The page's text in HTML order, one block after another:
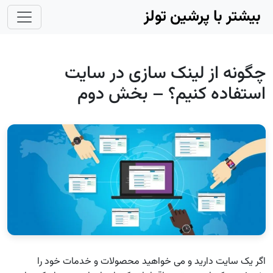
Skip to main content
بیشتر با پرشین تولز
چگونه از لینک سازی در سایت
استفاده کنیم؟ – بخش دوم
اگر یک سایت دارید و می خواهید محصولات و خدمات خود را